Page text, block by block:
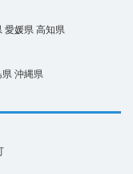
愛媛県高知県
県沖縄県